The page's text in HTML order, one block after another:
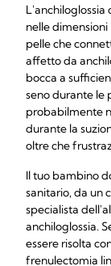
L'anchiloglossia
nelle
pelle che
affetto da
bocca a
seno durante le
probabilmente
durante la
oltre che
Il tuo bambino
sanitario, da un
specialista
anchiloglossia.
essere risolta
frenulectomia